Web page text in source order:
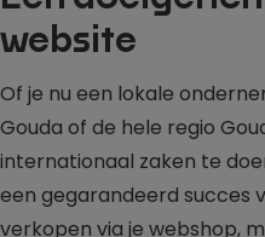
website
Of je nu een lokale
Gouda of de hele regio
internationaal zaken te
een gegarandeerd succes
verkopen via je webshop,